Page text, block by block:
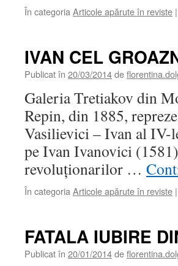
În categoria Articole apărute în reviste |
IVAN CEL
Publicat în 20/03/2014de
Galeria Tretiakov din
Repin, din 1885,
Vasilievici – Ivan al IV-
pe Ivan Ivanovici
revoluţionarilor …
În categoria Articole apărute în reviste |
FATALA IUBIRE
Publicat în 20/01/2014de